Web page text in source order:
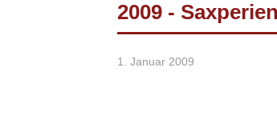
2009 -
1. Januar 2009